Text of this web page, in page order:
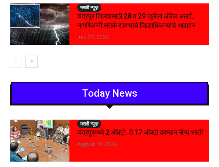
मराठी न्यूज़
चंद्रपूर जिल्ह्यासाठी 28 व 29 जुलैला ऑरेंज अलर्ट;
नागरिकांनी सतर्क राहण्याचे जिल्हाधिकाऱ्यांचे आवाहन
July 27, 2026
Today News
मराठी न्यूज़
चंद्रपूरमध्ये 2 ऑक्टो. ते 17 ऑक्टो दरम्यान सैन्य भरती
August 10, 2026